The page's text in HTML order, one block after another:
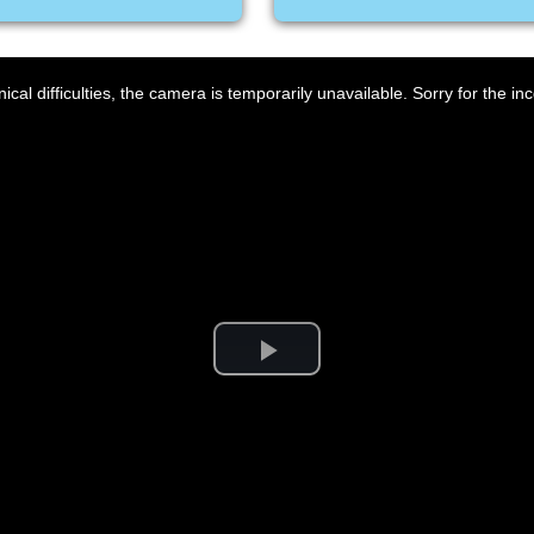
Play
difficulties, the camera is temporarily unavailable. Sorry for the